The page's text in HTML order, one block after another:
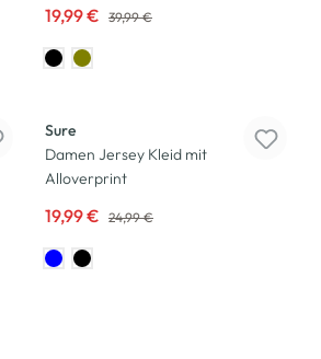
19,99 € 39,99 €
Sure
Damen Jersey Kleid mit
Alloverprint
19,99 € 24,99 €